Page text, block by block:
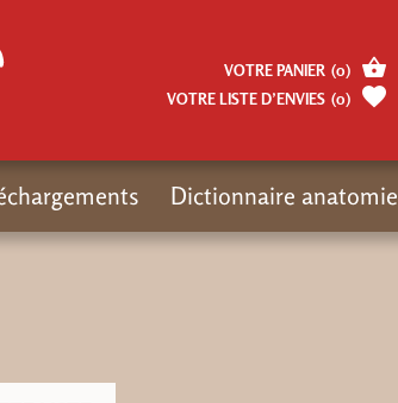
VOTRE PANIER (0)
VOTRE LISTE D’ENVIES (0)
Dictionnaire anatomie